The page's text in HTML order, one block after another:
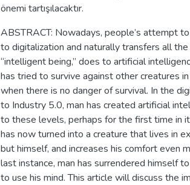
önemi tartışılacaktır.
ABSTRACT: Nowadays, people’s attempt
to digitalization and naturally transfers all
“intelligent being,” does to artificial
has tried to survive against other creatures
when there is no danger of survival. In the
to Industry 5.0, man has created artificial
to these levels, perhaps for the first time in
has now turned into a creature that lives in
but himself, and increases his comfort even
last instance, man has surrendered himself
to use his mind. This article will discuss the